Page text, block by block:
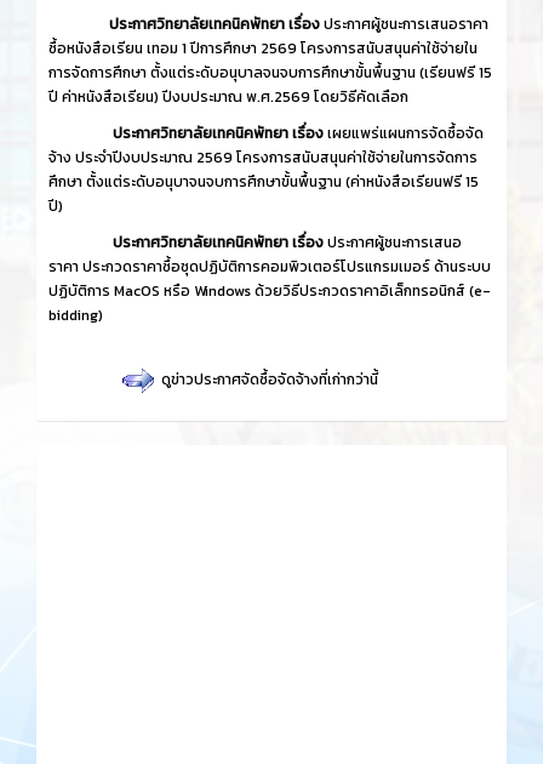
ประกาศวิทยาลัยเทคนิคพัทยา เรื่องประกาศผู้ชนะการเสนอราคา
ซื้อหนังสือเรียน เทอม 1 ปีการศึกษา 2569 โครงการสนับสนุนค่าใช้จ่ายใน
การจัดการศึกษา ตั้งแต่ระดับอนุบาลจนจบการศึกษาขั้นพื้นฐาน (เรียนฟรี 15
ปี ค่าหนังสือเรียน) ปีงบประมาณ พ.ศ.2569 โดยวิธีคัดเลือก
ประกาศวิทยาลัยเทคนิคพัทยา เรื่องเผยแพร่แผนการจัดซื้อจัด
จ้าง ประจำปีงบประมาณ 2569 โครงการสนับสนุนค่าใช้จ่ายในการจัดการ
ศึกษา ตั้งแต่ระดับอนุบาจนจบการศึกษาขั้นพื้นฐาน (ค่าหนังสือเรียนฟรี 15
ปี)
ประกาศวิทยาลัยเทคนิคพัทยา เรื่องประกาศผู้ชนะการเสนอ
ราคา ประกวดราคาซื้อชุดปฏิบัติการคอมพิวเตอร์โปรแกรมเมอร์ ด้านระบบ
ปฏิบัติการ MacOS หรือ Windows ด้วยวิธีประกวดราคาอิเล็กทรอนิกส์ (e-
bidding)
ดูข่าวประกาศจัดซื้อจัดจ้างที่เก่ากว่านี้